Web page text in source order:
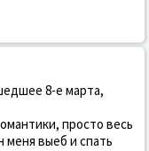
8-е марта,
просто весь
выеб и спать